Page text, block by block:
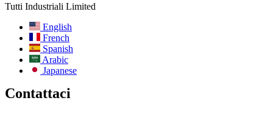
Tutti Industriali Limited
English
French
Spanish
Arabic
Japanese
Contattaci